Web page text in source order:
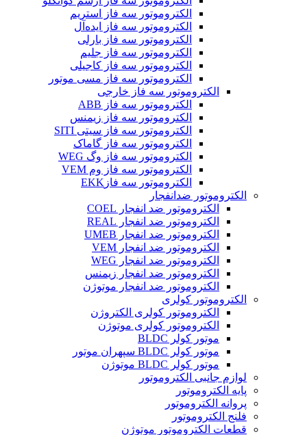
الکتروموتور سه فاز استریم
الکتروموتور سه فاز ایده‌آل
الکتروموتور سه فاز بارلی
الکتروموتور سه فاز جلیم
الکتروموتور سه فاز کاجیلی
الکتروموتور سه فاز مسی موتور
الکتروموتور سه فاز خارجی
الکتروموتور سه فاز ABB
الکتروموتور سه فاز زیمنس
الکتروموتور سه فاز سیتی SITI
الکتروموتور سه فاز گاماک
الکتروموتور سه فاز وگ WEG
الکتروموتور سه فاز وم VEM
الکتروموتور سه فازEKK
الکتروموتور ضدانفجار
الکتروموتور ضد انفجار COEL
الکتروموتور ضد انفجار REAL
الکتروموتور ضد انفجار UMEB
الکتروموتور ضد انفجار VEM
الکتروموتور ضد انفجار WEG
الکتروموتور ضد انفجار زیمنس
الکتروموتور ضد انفجار موتوژن
الکتروموتور کولری
الکتروموتور کولری الکتروژن
الکتروموتور کولری موتوژن
موتور کولر BLDC
موتور کولر BLDC سپهران موتور
موتور کولر BLDC موتوژن
لوازم جانبی الکتروموتور
پایه الکتروموتور
پروانه الکتروموتور
فلنج الکتروموتور
قطعات الکتروموتور موتوژن